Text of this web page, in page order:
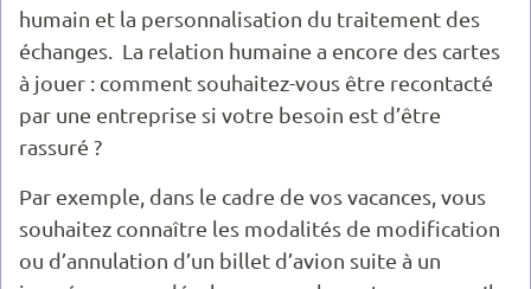
humain et la personnalisation du traitement des
échanges. La relation humaine a encore des cartes
à jouer : comment souhaitez-vous être recontacté
par une entreprise si votre besoin est d’être
rassuré ?
Par exemple, dans le cadre de vos vacances, vous
souhaitez connaître les modalités de modification
ou d’annulation d’un billet d’avion suite à un